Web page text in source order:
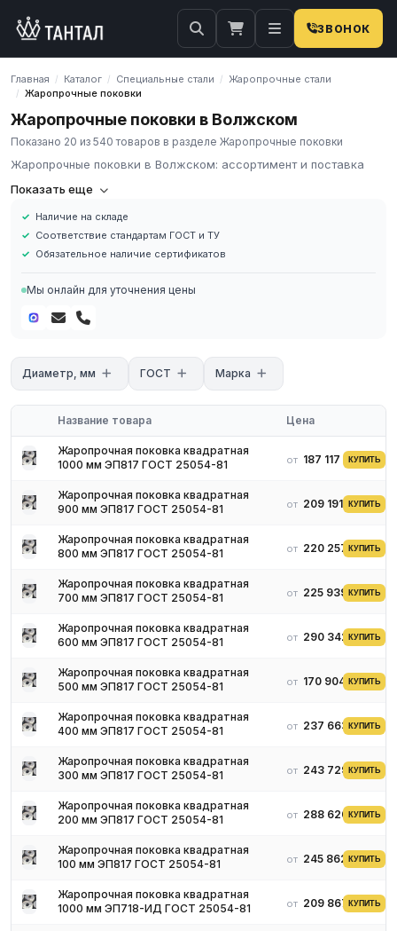
ЗВОНОК
Главная / Каталог / Специальные стали / Жаропрочные стали
/ Жаропрочные поковки
Жаропрочные поковки в Волжском
Показано 20 из 540 товаров в разделе Жаропрочные поковки
Жаропрочные поковки в Волжском: ассортимент и поставка
Жаропрочные поковки — ассортимент и поставка
высоколегированных сталей и никелевых сплавов. Ковка
обеспечивает измельчённую структуру металла с повышенной
ударной вязкостью, стойкостью к усталости и ползучести.
Формы: диски, кольца, пластины, фланцевые и цилиндрические
Применение жаропрочных поковок
Роторы, диски и лопатки паровых и газовых турбин
давления
Корпуса арматуры, клапаны для нефтехимии
Детали насосов и компрессоров при высоких температурах
Наличие на складе в России
Сертификат ГОСТ 25054, паспорт партии, протоколы
испытаний
Показать еще
Наличие на складе
Соответствие стандартам ГОСТ и ТУ
Обязательное наличие сертификатов
Мы онлайн для уточнения цены
Диаметр, мм ГОСТ Марка
Название товара Цена
Жаропрочная поковка квадратная
1000 мм ЭП817 ГОСТ 25054-81
от 187 117 ₽КУПИТЬ
Жаропрочная поковка квадратная
900 мм ЭП817 ГОСТ 25054-81
от 209 191 ₽КУПИТЬ
Жаропрочная поковка квадратная
800 мм ЭП817 ГОСТ 25054-81
от 220 257 ₽КУПИТЬ
Жаропрочная поковка квадратная
700 мм ЭП817 ГОСТ 25054-81
от 225 939 ₽КУПИТЬ
Жаропрочная поковка квадратная
600 мм ЭП817 ГОСТ 25054-81
от 290 342 ₽КУПИТЬ
Жаропрочная поковка квадратная
500 мм ЭП817 ГОСТ 25054-81
от 170 904 ₽КУПИТЬ
Жаропрочная поковка квадратная
400 мм ЭП817 ГОСТ 25054-81
от 237 663 ₽КУПИТЬ
Жаропрочная поковка квадратная
300 мм ЭП817 ГОСТ 25054-81
от 243 729 ₽КУПИТЬ
Жаропрочная поковка квадратная
200 мм ЭП817 ГОСТ 25054-81
от 288 620 ₽КУПИТЬ
Жаропрочная поковка квадратная
100 мм ЭП817 ГОСТ 25054-81
от 245 862 ₽КУПИТЬ
Жаропрочная поковка квадратная
1000 мм ЭП718-ИД ГОСТ 25054-81
от 209 867 ₽КУПИТЬ